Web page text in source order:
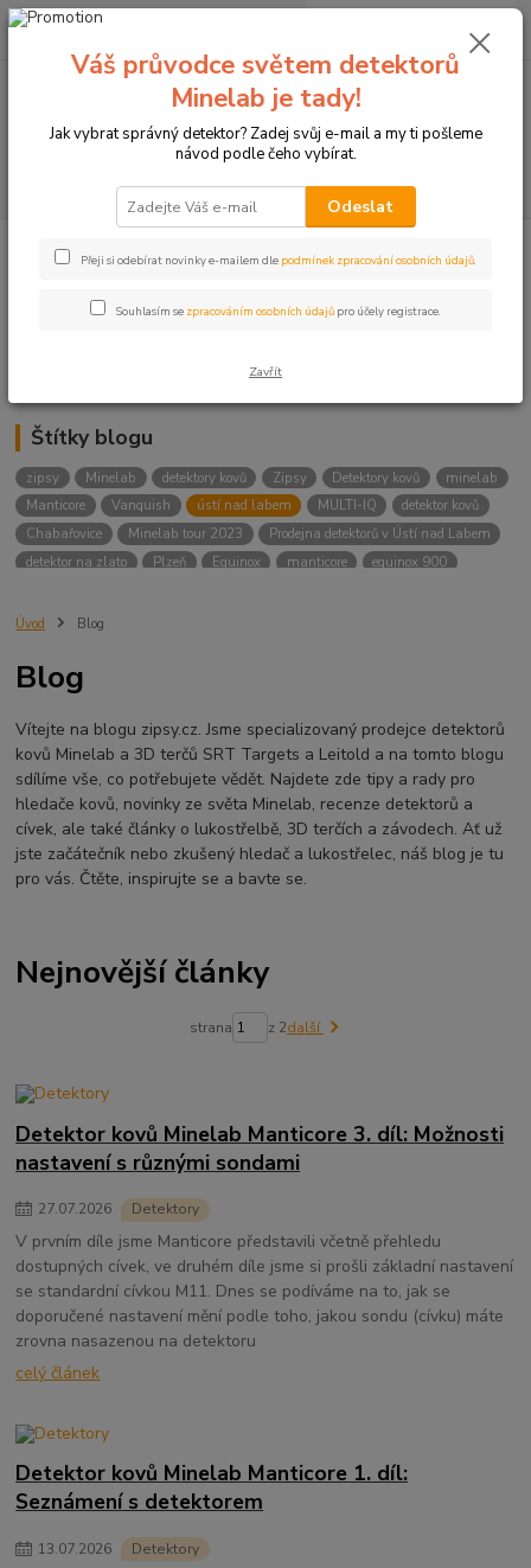
+420774877333
0 Kč
Kategorie blogu
Detektory
Štítky blogu
zipsy Minelab detektory kovů Zipsy Detektory kovů
minelab
Manticore
Vanquish ústí nad labem MULTI-IQ
detektor kovů
Chabařovice
Minelab tour 2023
Prodejna detektorů v Ústí nad Labem
detektor na zlato
Plzeň Equinox manticore
equinox 900
Sraz detektorářů
ÚSTÍ NAD LABEM
Jídlo na cesty
Mníšek u Liberece Karlovy Vary
Equinox 900
Soutěž o detektor
Severní Čechy
hledání pokladů
technologie Multi IQ
Úvod Blog
Blog
Vítejte na blogu zipsy.cz. Jsme specializovaný prodejce detektorů
kovů Minelab a 3D terčů SRT Targets a Leitold a na tomto blogu
sdílíme vše, co potřebujete vědět. Najdete zde tipy a rady pro
hledače kovů, novinky ze světa Minelab, recenze detektorů a
cívek, ale také články o lukostřelbě, 3D terčích a závodech. Ať už
jste začátečník nebo zkušený hledač a lukostřelec, náš blog je tu
pro vás. Čtěte, inspirujte se a bavte se.
Nejnovější články
strana z 2další
Detektor kovů Minelab Manticore 3. díl: Možnosti
nastavení s různými sondami
27.07.2026 Detektory
V prvním díle jsme Manticore představili včetně přehledu
dostupných cívek, ve druhém díle jsme si prošli základní nastavení
se standardní cívkou M11. Dnes se podíváme na to, jak se
doporučené nastavení mění podle toho, jakou sondu (cívku) máte
zrovna nasazenou na detektoru
celý článek
Detektor kovů Minelab Manticore 1. díl:
Seznámení s detektorem
13.07.2026 Detektory
Váš průvodce světem detektorů
Minelab je tady!
Jak vybrat správný detektor? Zadej svůj e-mail a my ti pošleme
návod podle čeho vybírat.
Odeslat
Přeji si odebírat novinky e-mailem dle podmínek zpracování osobních údajů.
Souhlasím se zpracováním osobních údajů pro účely registrace.
Zavřít